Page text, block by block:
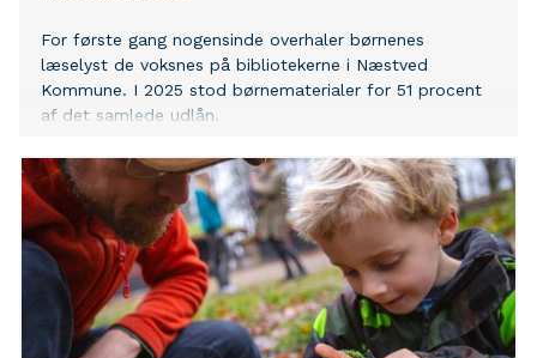
For første gang nogensinde overhaler børnenes
læselyst de voksnes på bibliotekerne i Næstved
Kommune. I 2025 stod børnematerialer for 51 procent
af det samlede udlån.